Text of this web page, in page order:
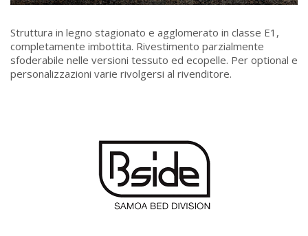
Struttura in legno stagionato e agglomerato in classe E1,
completamente imbottita. Rivestimento parzialmente
sfoderabile nelle versioni tessuto ed ecopelle. Per optional e
personalizzazioni varie rivolgersi al rivenditore.